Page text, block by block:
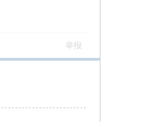
举报